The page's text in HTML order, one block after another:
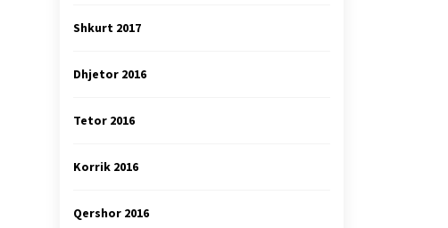
Shkurt 2017
Dhjetor 2016
Tetor 2016
Korrik 2016
Qershor 2016